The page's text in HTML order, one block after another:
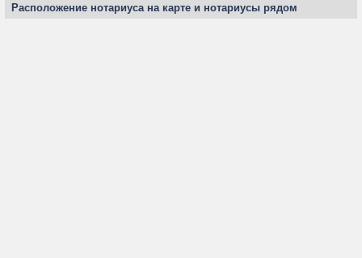
Расположение нотариуса на карте и нотариусы рядом